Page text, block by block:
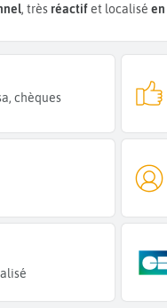
, très réactifet localisé en
chèques